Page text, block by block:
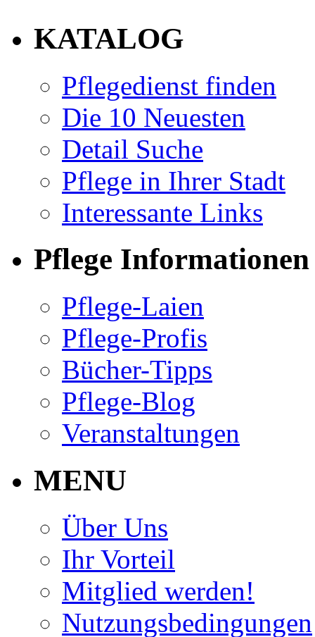
KATALOG
Pflegedienst finden
Die 10 Neuesten
Detail Suche
Pflege in Ihrer Stadt
Interessante Links
Pflege Informationen
Pflege-Laien
Pflege-Profis
Bücher-Tipps
Pflege-Blog
Veranstaltungen
MENU
Über Uns
Ihr Vorteil
Mitglied werden!
Nutzungsbedingungen